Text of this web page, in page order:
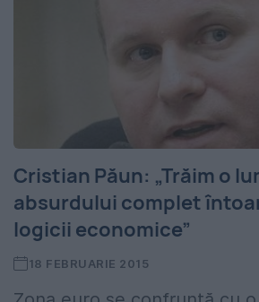
Cristian Păun: „Trăim o
absurdului complet
logicii economice”
18 FEBRUARIE 2015